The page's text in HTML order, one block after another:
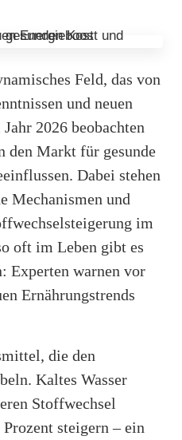
Feld, das von
und neuen
2026 beobachten
den Markt für gesunde
Dabei stehen
Mechanismen und
im
oft im Leben gibt es
Experten warnen vor
Ernährungstrends
die den
Kaltes Wasser
Stoffwechsel
steigern – ein